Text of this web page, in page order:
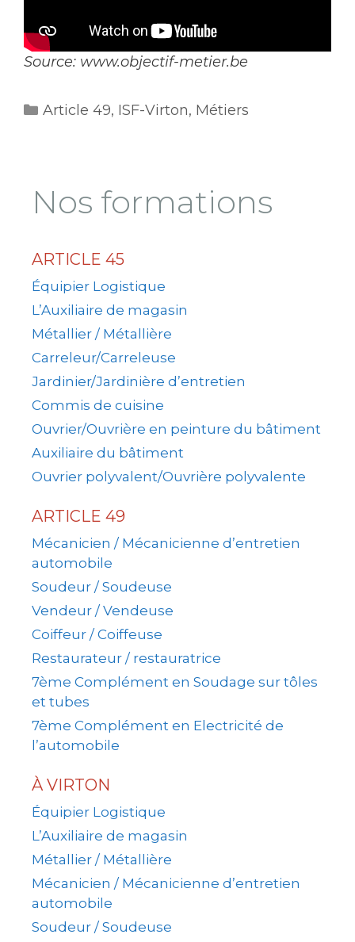
Source: www.objectif-metier.be
Article 49, ISF-Virton, Métiers
Nos formations
ARTICLE 45
Équipier Logistique
L’Auxiliaire de magasin
Métallier / Métallière
Carreleur/Carreleuse
Jardinier/Jardinière d’entretien
Commis de cuisine
Ouvrier/Ouvrière en peinture du bâtiment
Auxiliaire du bâtiment
Ouvrier polyvalent/Ouvrière polyvalente
ARTICLE 49
Mécanicien / Mécanicienne d’entretien
automobile
Soudeur / Soudeuse
Vendeur / Vendeuse
Coiffeur / Coiffeuse
Restaurateur / restauratrice
7ème Complément en Soudage sur tôles
et tubes
7ème Complément en Electricité de
l’automobile
À VIRTON
Équipier Logistique
L’Auxiliaire de magasin
Métallier / Métallière
Mécanicien / Mécanicienne d’entretien
automobile
Soudeur / Soudeuse